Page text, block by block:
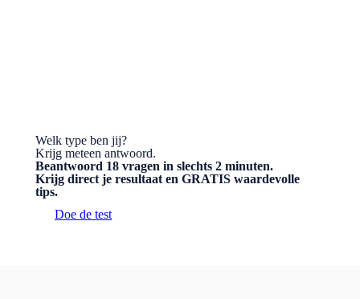
Welk type ben jij?
Krijg meteen antwoord.
Beantwoord 18 vragen in slechts 2 minuten.
Krijg direct je resultaat en GRATIS waardevolle
tips.
Doe de test